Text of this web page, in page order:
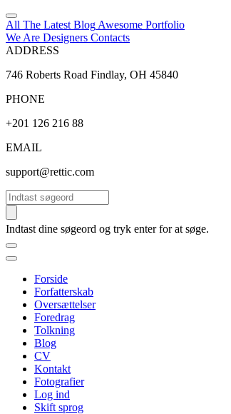
All The Latest Blog Awesome Portfolio
We Are Designers Contacts
ADDRESS
746 Roberts Road Findlay, OH 45840
PHONE
+201 126 216 88
EMAIL
support@rettic.com
Søg
Indtast dine søgeord og tryk enter for at søge.
Forside
Forfatterskab
Oversættelser
Foredrag
Tolkning
Blog
CV
Kontakt
Fotografier
Log ind
Skift sprog